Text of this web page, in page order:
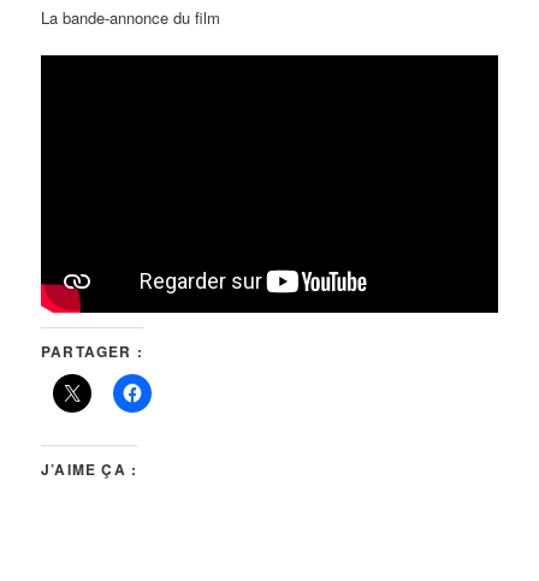
La bande-annonce du film
PARTAGER :
J’AIME ÇA :